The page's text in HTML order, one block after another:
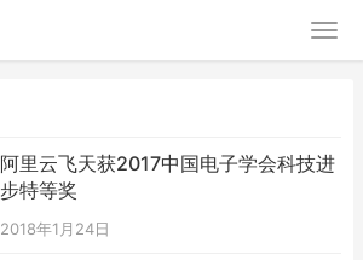
阿里云飞天获2017中国电子学会科技进
步特等奖
2018年1月24日